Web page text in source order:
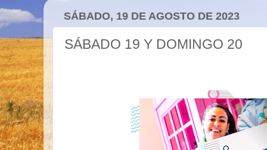
SÁBADO, 19 DE AGOSTO DE 2023
SÁBADO 19 Y DOMINGO 20